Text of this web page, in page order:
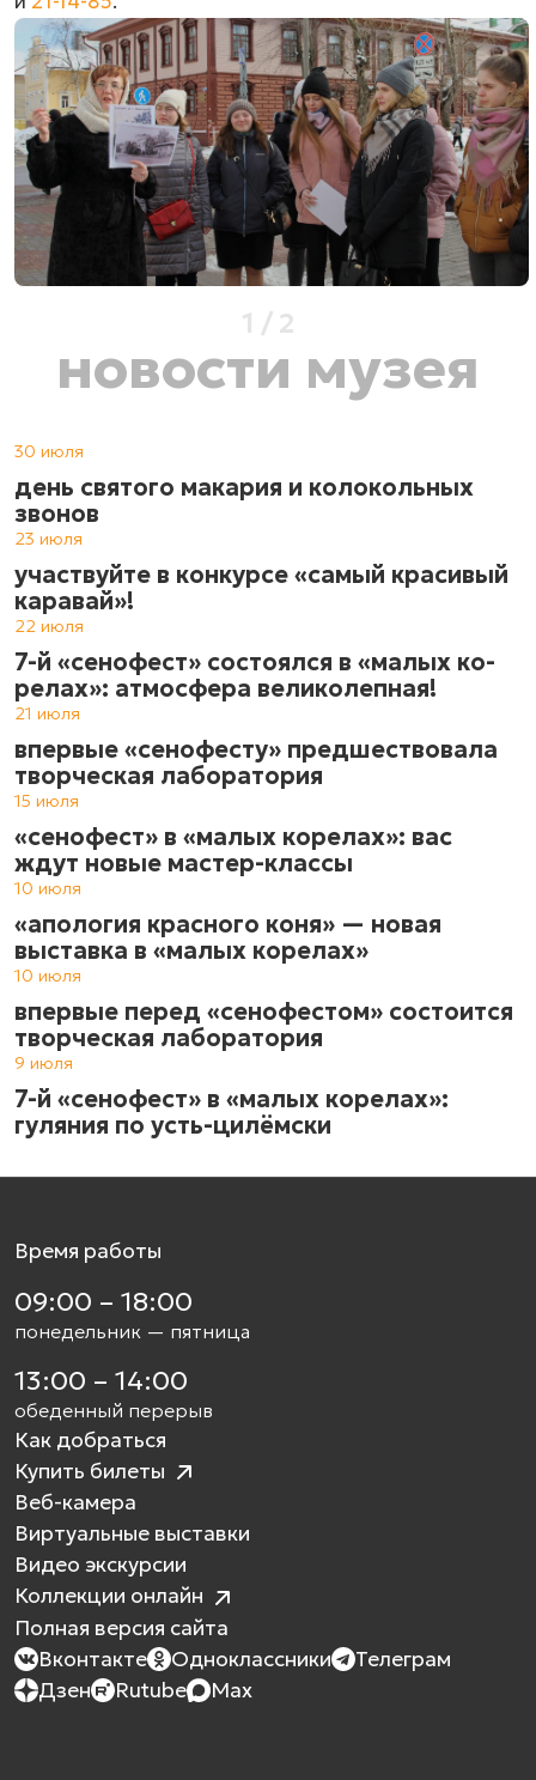
1 / 2
новости музея
30 июля
день святого макария и колокольных
звонов
23 июля
участвуйте в конкурсе «самый красивый
каравай»!
22 июля
7-й «сенофест» состоялся в «ма­лых ко­
ре­лах»: атмос­фе­ра ве­ли­ко­леп­ная!
21 июля
впервые «сенофесту» предшествовала
творческая лаборатория
15 июля
«сенофест» в «малых корелах»: вас
ждут новые мастер-классы
10 июля
«апология красного коня» — новая
выставка в «малых корелах»
10 июля
впервые перед «сенофестом» состоится
творческая лаборатория
9 июля
7-й «сенофест» в «малых корелах»:
гуляния по усть-цилёмски
Время работы
09:00 – 18:00
понедельник — пятница
13:00 – 14:00
обеденный перерыв
Как добраться
Купить билеты
Веб-камера
Виртуальные выставки
Видео экскурсии
Коллекции онлайн
Полная версия сайта
Вконтакте
Одноклассники
Телеграм
Дзен
Rutube Max